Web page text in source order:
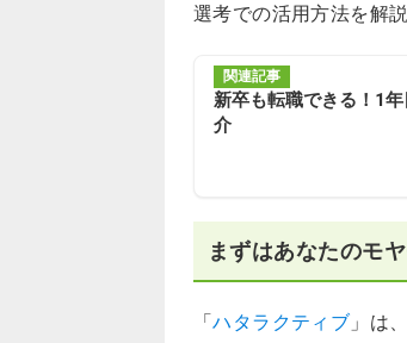
選考での活用方法を解
関連記事
新卒も転職できる！1
介
まずはあなたのモ
「ハタラクティブ 」は